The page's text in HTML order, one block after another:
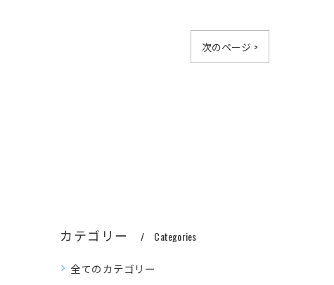
次のページ >
カテゴリー Categories
全てのカテゴリー